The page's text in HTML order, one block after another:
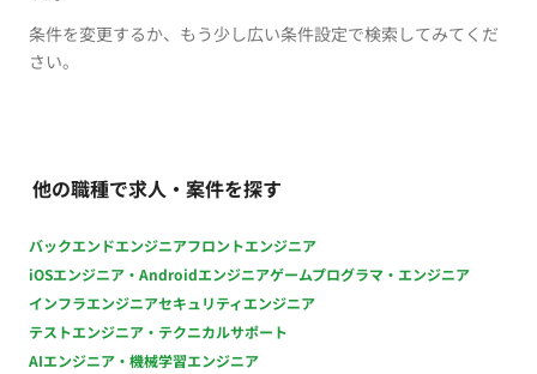
条件を変更するか、もう少し広い条件設定で検索してみてくだ
さい。
他の職種で求人・案件を探す
バックエンドエンジニアフロントエンジニア
iOSエンジニア・Androidエンジニアゲームプログラマ・エンジニア
インフラエンジニアセキュリティエンジニア
テストエンジニア・テクニカルサポート
AIエンジニア・機械学習エンジニア